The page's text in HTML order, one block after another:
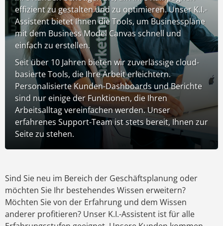
effizient zu gestalten und zu optimieren. Unser K.I.-
Assistent bietet Ihnen die Tools, um Businesspläne
mit dem Business Model Canvas schnell und
einfach zu erstellen.
Seit über 10 Jahren bieten wir zuverlässige cloud-
basierte Tools, die Ihre Arbeit erleichtern.
Personalisierte Kunden-Dashboards und Berichte
sind nur einige der Funktionen, die Ihren
Arbeitsalltag vereinfachen werden. Unser
erfahrenes Support-Team ist stets bereit, Ihnen zur
Seite zu stehen.
Sind Sie neu im Bereich der Geschäftsplanung oder
möchten Sie Ihr bestehendes Wissen erweitern?
Möchten Sie von der Erfahrung und dem Wissen
anderer profitieren? Unser K.I.-Assistent ist für alle